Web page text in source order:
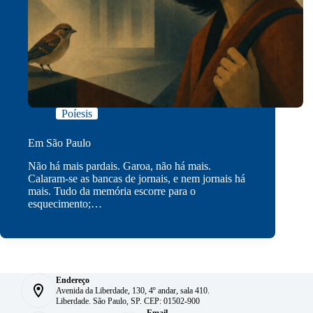
Poíesis
Em São Paulo
Não há mais pardais. Garoa, não há mais.
Calaram-se as bancas de jornais, e nem jornais há
mais. Tudo da memória escorre para o
esquecimento;…
Endereço
Avenida da Liberdade, 130, 4º andar, sala 410.
Liberdade. São Paulo, SP. CEP: 01502-900